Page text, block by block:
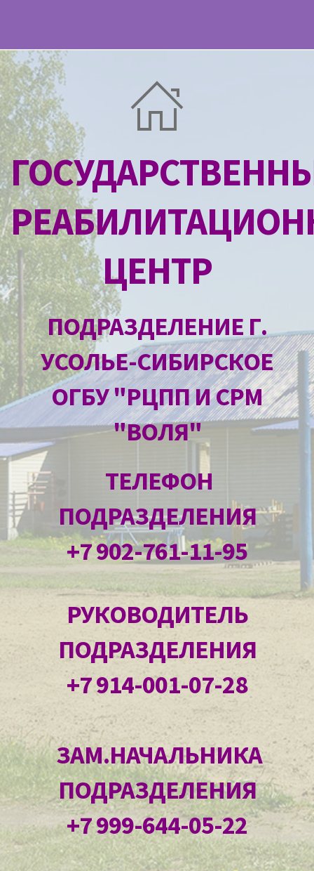
ЦЕНТР
ПОДРАЗДЕЛЕНИЕ Г.
УСОЛЬЕ-СИБИРСКОЕ
ОГБУ "РЦПП И СРМ
"ВОЛЯ"
ТЕЛЕФОН
ПОДРАЗДЕЛЕНИЯ
+7 902-761-11-95
РУКОВОДИТЕЛЬ
ПОДРАЗДЕЛЕНИЯ
+7 914-001-07-28
ЗАМ.НАЧАЛЬНИКА
ПОДРАЗДЕЛЕНИЯ
+7 999-644-05-22